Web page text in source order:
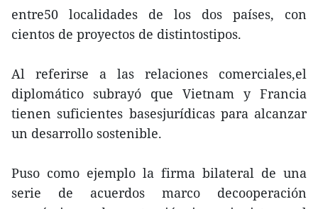
entre50 localidades de los dos países, con
cientos de proyectos de distintostipos.
Al referirse a las relaciones comerciales,el
diplomático subrayó que Vietnam y Francia
tienen suficientes basesjurídicas para alcanzar
un desarrollo sostenible.
Puso como ejemplo la firma bilateral de una
serie de acuerdos marco decooperación